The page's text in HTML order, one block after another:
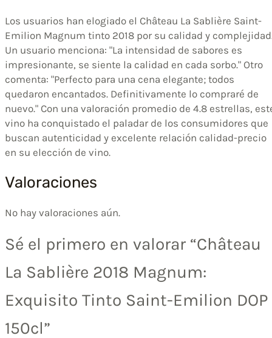
Los usuarios han elogiado el Château La Sablière Saint-
Emilion Magnum tinto 2018 por su calidad y
Un usuario menciona: "La intensidad de sabores es
impresionante, se siente la calidad en cada sorbo." Otro
comenta: "Perfecto para una cena elegante; todos
quedaron encantados. Definitivamente lo compraré de
nuevo." Con una valoración promedio de 4.8 estrellas,
vino ha conquistado el paladar de los consumidores que
buscan autenticidad y excelente relación calidad-precio
en su elección de vino.
Valoraciones
No hay valoraciones aún.
Sé el primero en valorar “Château
La Sablière 2018 Magnum:
Exquisito Tinto Saint-Emilion DOP
150cl”